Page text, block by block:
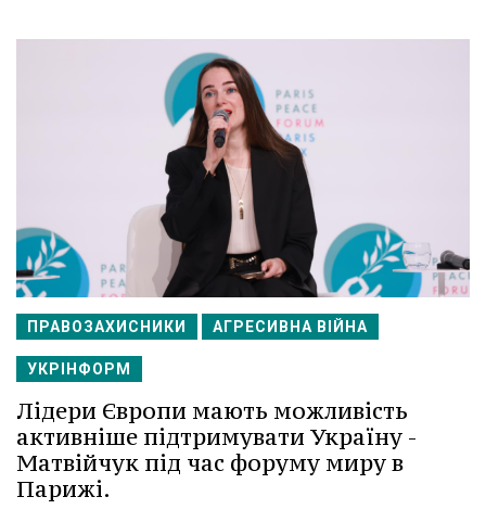
ПРАВОЗАХИСНИКИ АГРЕСИВНА ВІЙНА
УКРІНФОРМ
Лідери Європи мають можливість
активніше підтримувати Україну -
Матвійчук під час форуму миру в
Парижі.